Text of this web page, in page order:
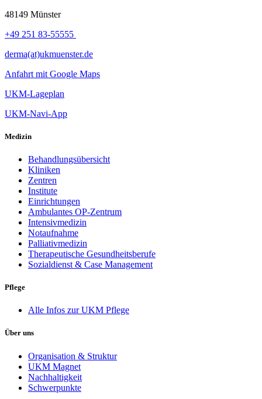
48149 Münster
+49 251 83-55555
derma(at)ukmuenster.de
Anfahrt mit Google Maps
UKM-Lageplan
UKM-Navi-App
Medizin
Behandlungsübersicht
Kliniken
Zentren
Institute
Einrichtungen
Ambulantes OP-Zentrum
Intensivmedizin
Notaufnahme
Palliativmedizin
Therapeutische Gesundheitsberufe
Sozialdienst & Case Management
Pflege
Alle Infos zur UKM Pflege
Über uns
Organisation & Struktur
UKM Magnet
Nachhaltigkeit
Schwerpunkte